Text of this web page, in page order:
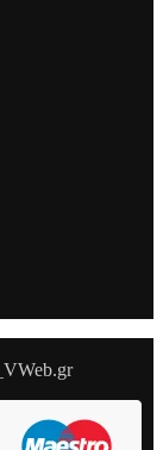
VWeb.gr